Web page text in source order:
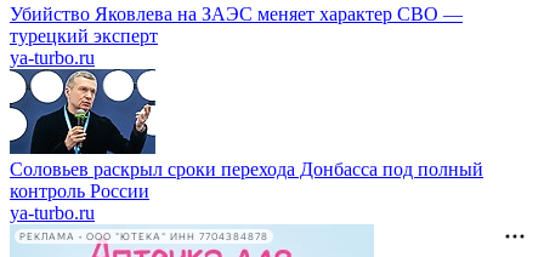
Убийство Яковлева на ЗАЭС меняет характер СВО —
турецкий эксперт
ya-turbo.ru
Соловьев раскрыл сроки перехода Донбасса под полный
контроль России
ya-turbo.ru
РЕКЛАМА • ООО "ЮТЕКА" ИНН 7704384878